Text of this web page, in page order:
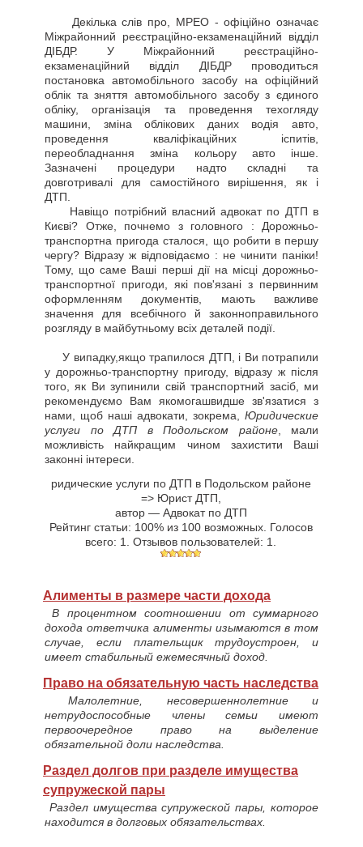
Декілька слів про, МРЕО - офіційно означає
Міжрайонний реєстраційно-екзаменаційний відділ
ДІБДР. У Міжрайонний реєстраційно-
екзаменаційний відділ ДІБДР проводиться
постановка автомобільного засобу на офіційний
облік та зняття автомобільного засобу з єдиного
обліку, організація та проведення техогляду
машини, зміна облікових даних водія авто,
проведення кваліфікаційних іспитів,
переобладнання зміна кольору авто інше.
Зазначені процедури надто складні та
довготривалі для самостійного вирішення, як і
ДТП.
Навіщо потрібний власний адвокат по ДТП в
Києві? Отже, почнемо з головного : Дорожньо-
транспортна пригода сталося, що робити в першу
чергу? Відразу ж відповідаємо : не чинити паніки!
Тому, що саме Ваші перші дії на місці дорожньо-
транспортної пригоди, які пов'язані з первинним
оформленням документів, мають важливе
значення для всебічного й законноправильного
розгляду в майбутньому всіх деталей події.
У випадку,якщо трапилося ДТП, і Ви потрапили
у дорожньо-транспортну пригоду, відразу ж після
того, як Ви зупинили свій транспортний засіб, ми
рекомендуємо Вам якомогашвидше зв'язатися з
нами, щоб наші адвокати, зокрема, Юридические
услуги по ДТП в Подольском районе, мали
можливість найкращим чином захистити Ваші
законні інтереси.
ридические услуги по ДТП в Подольском районе
=> Юрист ДТП
автор — Адвокат по ДТП
Рейтинг статьи: 100% из 100возможных. Голосов
всего: 1 . Отзывов пользователей: 1
Алименты в размере части дохода
В процентном соотношении от суммарного
дохода ответчика алименты изымаются в том
случае, если плательщик трудоустроен, и
имеет стабильный ежемесячный доход.
Право на обязательную часть наследства
Малолетние, несовершеннолетние и
нетрудоспособные члены семьи имеют
первоочередное право на выделение
обязательной доли наследства.
Раздел долгов при разделе имущества
супружеской пары
Раздел имущества супружеской пары, которое
находится в долговых обязательствах.